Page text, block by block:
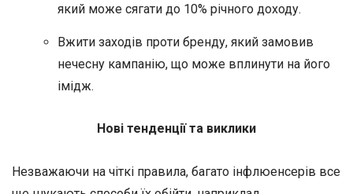
який може сягати до 10% річного доходу.
Вжити заходів проти бренду, який замовив
нечесну кампанію, що може вплинути на його
імідж.
Нові тенденції та виклики
Незважаючи на чіткі правила, багато інфлюенсерів все